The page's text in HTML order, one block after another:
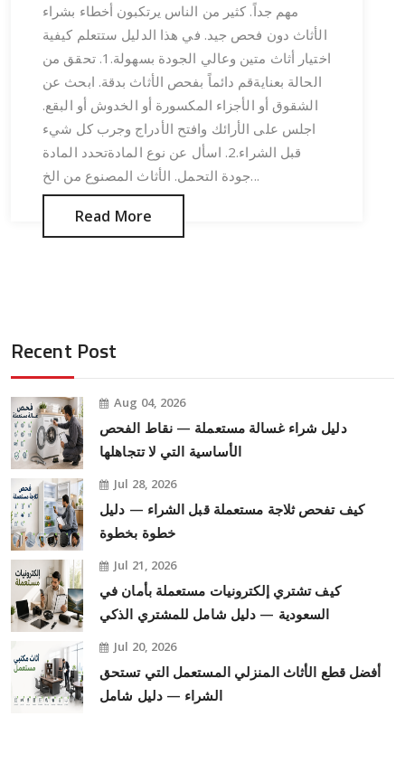
مهم جداً. كثير من الناس يرتكبون أخطاء بشراء
الأثاث دون فحص جيد. في هذا الدليل ستتعلم كيفية
اختيار أثاث متين وعالي الجودة بسهولة.1. تحقق من
الحالة بعنايةقم دائماً بفحص الأثاث بدقة. ابحث عن
الشقوق أو الأجزاء المكسورة أو الخدوش أو البقع.
اجلس على الأرائك وافتح الأدراج وجرب كل شيء
قبل الشراء.2. اسأل عن نوع المادةتحدد المادة
جودة التحمل. الأثاث المصنوع من الخ...
Read More
Recent Post
Aug 04, 2026
دليل شراء غسالة مستعملة — نقاط الفحص
الأساسية التي لا تتجاهلها
Jul 28, 2026
كيف تفحص ثلاجة مستعملة قبل الشراء — دليل
خطوة بخطوة
Jul 21, 2026
كيف تشتري إلكترونيات مستعملة بأمان في
السعودية — دليل شامل للمشتري الذكي
Jul 20, 2026
أفضل قطع الأثاث المنزلي المستعمل التي تستحق
الشراء — دليل شامل